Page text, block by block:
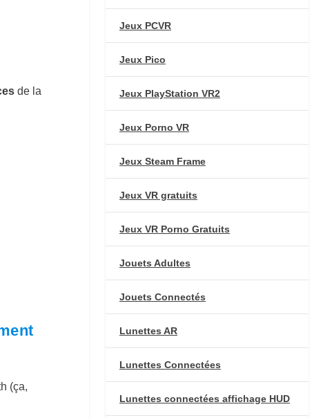
de la
(ça,
Jeux PCVR
Jeux Pico
Jeux PlayStation VR2
Jeux Porno VR
Jeux Steam Frame
Jeux VR gratuits
Jeux VR Porno Gratuits
Jouets Adultes
Jouets Connectés
Lunettes AR
Lunettes Connectées
Lunettes connectées affichage HUD